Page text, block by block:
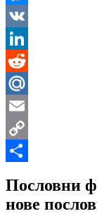
Messenger
VK
LinkedIn
Reddit
Mail.Ru
Email
Copy
Пословни
нове